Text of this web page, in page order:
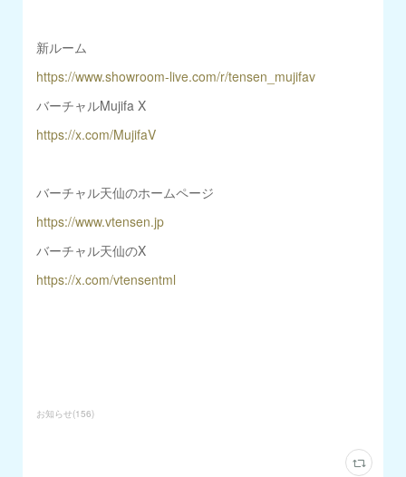
新ルーム
https://www.showroom-live.com/r/tensen_mujifav
バーチャルMujifa X
https://x.com/MujifaV
バーチャル天仙のホームページ
https://www.vtensen.jp
バーチャル天仙のX
https://x.com/vtensentml
お知らせ(156)